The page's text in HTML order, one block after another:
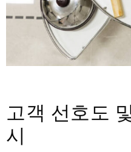
고객 선호도
시